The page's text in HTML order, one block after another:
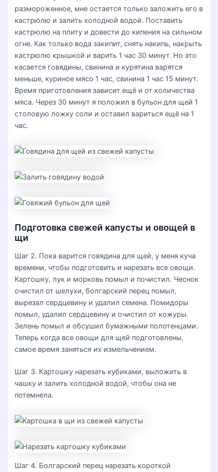
размороженное, мне остается только заложить его в
кастрюлю и залить холодной водой. Поставить
кастрюлю на плиту и довести до кипения на сильном
огне. Как только вода закипит, снять накипь, накрыть
кастрюлю крышкой и варить 1 час 30 минут. Но это
касается говядины, свинина и курятина варятся
меньше, куриное мясо 1 час, свинина 1 час 15 минут.
Время приготовления зависит ещё и от количества
мяса. Через 30 минут я положил в бульон для щей 1
столовую ложку соли и оставил вариться ещё на 1
час.
Подготовка свежей капусты и овощей в
щи
Шаг 2. Пока варится говядина для щей, у меня куча
времени, чтобы подготовить и нарезать все овощи.
Картошку, лук и морковь помыл и почистил. Чеснок
очистил от шелухи, болгарский перец помыл,
вырезал сердцевину и удалил семена. Помидоры
помыл, удалил сердцевину и очистил от кожуры.
Зелень помыл и обсушил бумажными полотенцами.
Теперь когда все овощи для щей подготовлены,
самое время заняться их измельчением.
Шаг 3. Картошку нарезать кубиками, выложить в
чашку и залить холодной водой, чтобы она не
потемнела.
Шаг 4. Болгарский перец нарезать короткой